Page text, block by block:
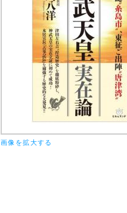
画像を拡大する